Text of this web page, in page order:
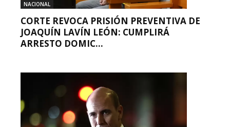
NACIONAL
CORTE REVOCA PRISIÓN PREVENTIVA DE
JOAQUÍN LAVÍN LEÓN: CUMPLIRÁ
ARRESTO DOMIC...